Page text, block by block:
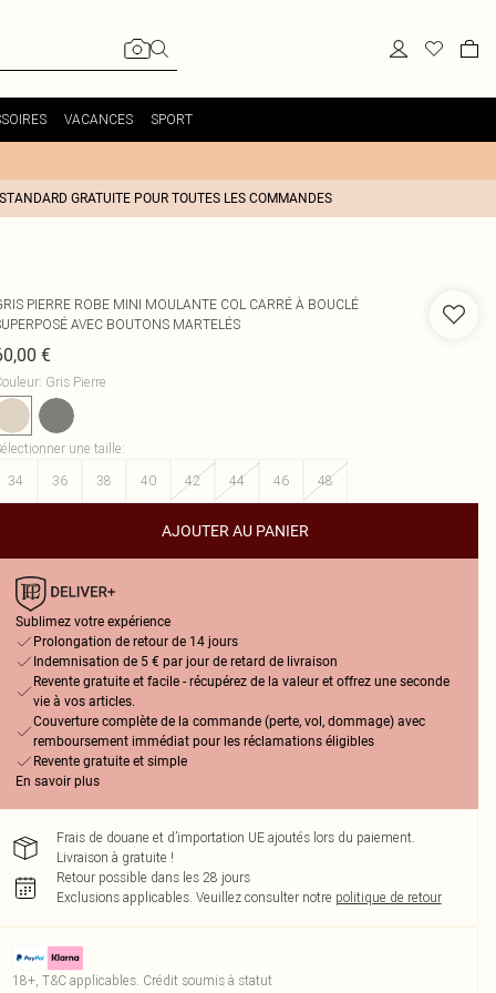
VACANCES SPORT
GRATUITE POUR TOUTES LES COMMANDES
PIERRE ROBE MINI MOULANTE COL CARRÉ À BOUCLÉ
AVEC BOUTONS MARTELÉS
€
: Gris Pierre
une taille:
34
36 38 40 42 44 46 48
AJOUTER AU PANIER
Sublimez votre expérience
Prolongation de retour de 14 jours
Indemnisation de 5 € par jour de retard de livraison
Revente gratuite et facile - récupérez de la valeur et offrez une seconde
vie à vos articles.
Couverture complète de la commande (perte, vol, dommage) avec
remboursement immédiat pour les réclamations éligibles
Revente gratuite et simple
En savoir plus
Frais de douane et d’importation UE ajoutés lors du paiement.
Livraison à gratuite !
Retour possible dans les 28 jours
Exclusions applicables. Veuillez consulter notre politique de retour
18+, T&C applicables. Crédit soumis à statut